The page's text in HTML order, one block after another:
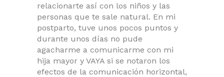
relacionarte así con los niños y las
personas que te sale natural. En mi
postparto, tuve unos pocos puntos y
durante unos días no pude
agacharme a comunicarme con mi
hija mayor y VAYA si se notaron los
efectos de la comunicación horizontal,